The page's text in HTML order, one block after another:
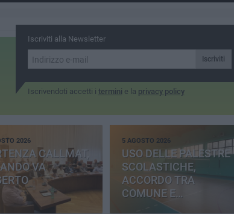
Iscriviti alla Newsletter
Iscriviti
Iscrivendoti accetti i termini e la privacy policy
2026
CALLMAT,
VA
5 AGOSTO 2026
USO DELLE PALESTRE
SCOLASTICHE,
ACCORDO TRA
COMUNE E
PROVINCIA